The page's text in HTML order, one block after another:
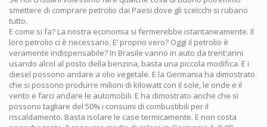
smettere di comprare petrolio dai Paesi dove gli sceicchi si rubano
tutto.
E come si fa? La nostra economia si fermerebbe istantaneamente. Il
loro petrolio ci è necessario. E’ proprio vero? Oggi il petrolio è
veramente indispensabile? In Brasile vanno in auto da trent'anni
usando alcol al posto della benzina, basta una piccola modifica. E i
diesel possono andare a olio vegetale. E la Germania ha dimostrato
che si possono produrre milioni di kilowatt con il sole, le onde e il
vento e farci andare le automobili. E ha dimostrato anche che si
possono tagliare del 50% i consumi di combustibili per il
riscaldamento. Basta isolare le case termicamente. E non costa